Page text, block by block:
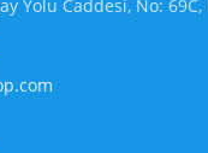
Yolu Caddesi, No: 69C,